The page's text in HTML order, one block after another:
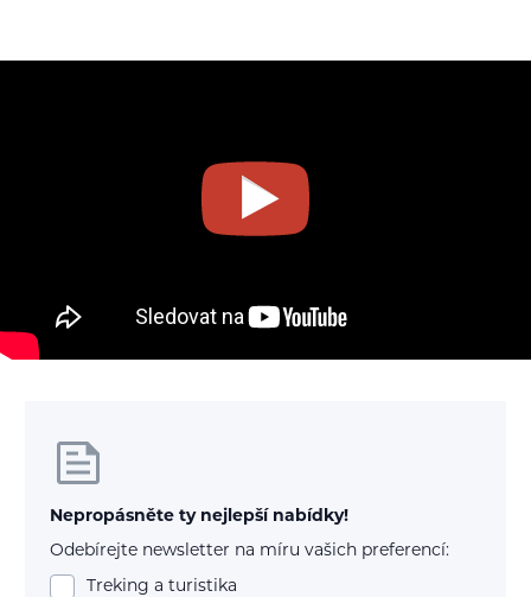
Nepropásněte ty nejlepší nabídky!
Odebírejte newsletter na míru vašich preferencí:
Treking a turistika